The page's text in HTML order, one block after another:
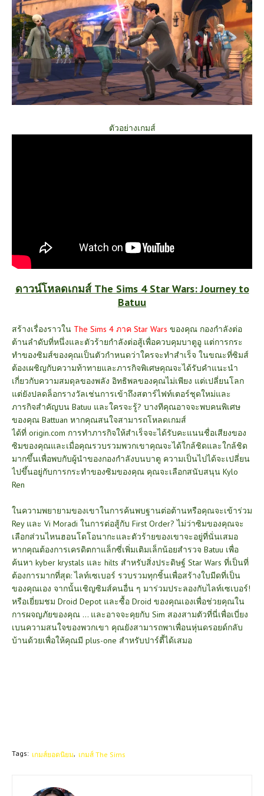
ตัวอย่างเกมส์
ดาวน์โหลดเกมส์ The Sims 4 Star Wars: Journey to
Batuu
สร้างเรื่องราวใน The Sims 4 ภาค Star Wars ของคุณ กองกำลังต่อ
ต้านลำดับที่หนึ่งและตัวร้ายกำลังต่อสู้เพื่อควบคุมบาตูอู แต่การกระ
ทำของซิมส์ของคุณเป็นตัวกำหนดว่าใครจะทำสำเร็จ ในขณะที่ซิมส์
ต้องเผชิญกับความท้าทายและภารกิจพิเศษคุณจะได้รับคำแนะนำ
เกี่ยวกับความสมดุลของพลัง อิทธิพลของคุณไม่เพียง แต่เปลี่ยนโลก
แต่ยังปลดล็อกรางวัลเช่นการเข้าถึงสตาร์ไฟท์เตอร์ชุดใหม่และ
ภารกิจสำคัญบน Batuu และใครจะรู้? บางทีคุณอาจจะพบคนพิเศษ
ของคุณ Battuan หากคุณสนใจสามารถโหลดเกมส์
ได้ที่ origin.com การทำภารกิจให้สำเร็จจะได้รับคะแนนชื่อเสียงของ
ซิมของคุณและเมื่อคุณรวบรวมพวกเขาคุณจะได้ใกล้ชิดและใกล้ชิด
มากขึ้นเพื่อพบกับผู้นำของกองกำลังบนบาตู ความเป็นไปได้จะเปลี่ยน
ไปขึ้นอยู่กับการกระทำของซิมของคุณ คุณจะเลือกสนับสนุน Kylo
Ren
ในความพยายามของเขาในการค้นพบฐานต่อต้านหรือคุณจะเข้าร่วม
Rey และ Vi Moradi ในการต่อสู้กับ First Order? ไม่ว่าซิมของคุณจะ
เลือกส่วนไหนฮอนโดโอนากะและตัวร้ายของเขาจะอยู่ที่นั่นเสมอ
หากคุณต้องการเครดิตกาแล็กซี่เพิ่มเติมเล็กน้อยสำรวจ Batuu เพื่อ
ค้นหา kyber krystals และ hilts สำหรับสิ่งประดิษฐ์ Star Wars ที่เป็นที่
ต้องการมากที่สุด: ไลท์เซเบอร์ รวบรวมทุกชิ้นเพื่อสร้างใบมีดที่เป็น
ของคุณเอง จากนั้นเชิญซิมส์คนอื่น ๆ มาร่วมประลองกับไลท์เซเบอร์!
หรือเยี่ยมชม Droid Depot และซื้อ Droid ของคุณเองเพื่อช่วยคุณใน
การผจญภัยของคุณ ... และอาจจะคุยกับ Sim สองสามตัวที่นี่เพื่อเบี่ยง
เบนความสนใจของพวกเขา คุณยังสามารถพาเพื่อนหุ่นดรอยด์กลับ
บ้านด้วยเพื่อให้คุณมี plus-one สำหรับปาร์ตี้ได้เสมอ
Tags: เกมส์ยอดนิยม เกมส์ The Sims